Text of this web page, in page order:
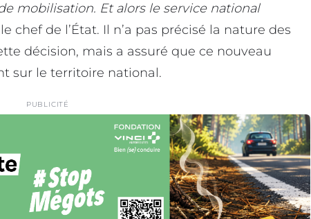
mobilisation. Et alors le service national
chef de l’État. Il n’a pas précisé la nature des
décision, mais a assuré que ce nouveau
sur le territoire national.
PUBLICITÉ